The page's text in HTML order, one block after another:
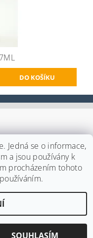
Upravit nastavení cookies
Jedná se o informace,
a jsou používány k
procházením tohoto
SOUHLASÍM